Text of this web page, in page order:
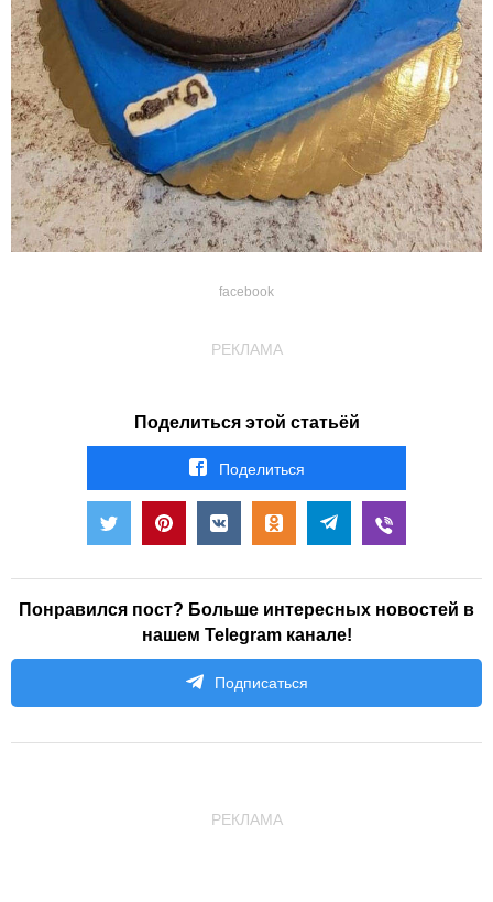
facebook
РЕКЛАМА
Поделиться этой статьёй
Поделиться
Понравился пост? Больше интересных новостей в
нашем Telegram канале!
Подписаться
РЕКЛАМА